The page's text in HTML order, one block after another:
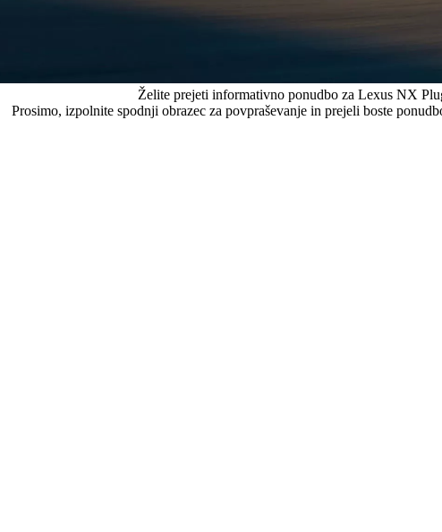
Želite prejeti informativno ponudbo za Lexus NX
Prosimo, izpolnite spodnji obrazec za povpraševanje in prejeli boste